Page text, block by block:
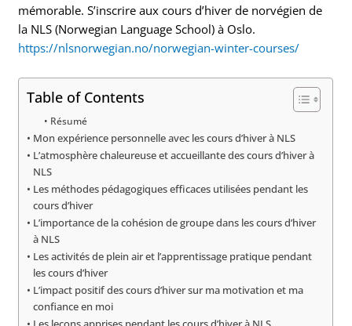
mémorable. S’inscrire aux cours d’hiver de norvégien de
la NLS (Norwegian Language School) à Oslo.
https://nlsnorwegian.no/norwegian-winter-courses/
Table of Contents
Résumé
Mon expérience personnelle avec les cours d’hiver à NLS
L’atmosphère chaleureuse et accueillante des cours d’hiver à
NLS
Les méthodes pédagogiques efficaces utilisées pendant les
cours d’hiver
L’importance de la cohésion de groupe dans les cours d’hiver
à NLS
Les activités de plein air et l’apprentissage pratique pendant
les cours d’hiver
L’impact positif des cours d’hiver sur ma motivation et ma
confiance en moi